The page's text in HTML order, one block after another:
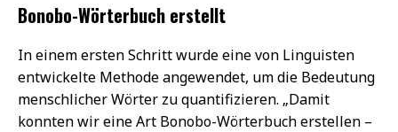
Bonobo-Wörterbuch erstellt
In einem ersten Schritt wurde eine von Linguisten
entwickelte Methode angewendet, um die Bedeutung
menschlicher Wörter zu quantifizieren. „Damit
konnten wir eine Art Bonobo-Wörterbuch erstellen –